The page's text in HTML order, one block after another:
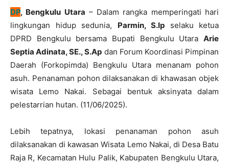
DP, Bengkulu Utara – Dalam rangka memperingati hari
lingkungan hidup sedunia, Parmin, S.Ip selaku ketua
DPRD Bengkulu bersama Bupati Bengkulu Utara Arie
Septia Adinata, SE., S.Ap dan Forum Koordinasi Pimpinan
Daerah (Forkopimda) Bengkulu Utara menanam pohon
asuh. Penanaman pohon dilaksanakan di khawasan objek
wisata Lemo Nakai. Sebagai bentuk aksinyata dalam
pelestarrian hutan. (11/06/2025).
Lebih tepatnya, lokasi penanaman pohon asuh
dilaksanakan di kawasan Wisata Lemo Nakai, di Desa Batu
Raja R, Kecamatan Hulu Palik, Kabupaten Bengkulu Utara,